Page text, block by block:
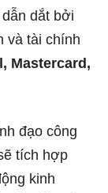
dắt bởi
và tài chính
Mastercard,
đạo công
tích hợp
kinh